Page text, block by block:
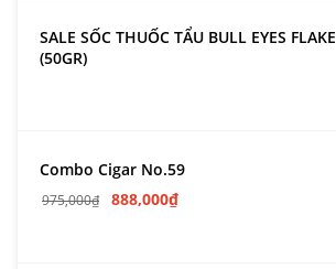
SALE SỐC THUỐC TẨU BULL EYES FLAKE
(50GR)
Combo Cigar No.59
975,000₫ 888,000₫